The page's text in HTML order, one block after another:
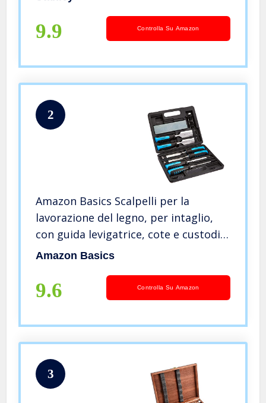
9.9 Controlla Su Amazon
2
Amazon Basics Scalpelli per la
lavorazione del legno, per intaglio,
con guida levigatrice, cote e custodia,
confezione da 8, 1/4″ – 1-1/2″
Amazon Basics
9.6 Controlla Su Amazon
3